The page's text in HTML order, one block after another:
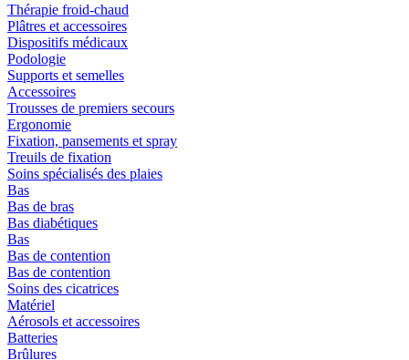
Thérapie froid-chaud
Plâtres et accessoires
Dispositifs médicaux
Podologie
Supports et semelles
Accessoires
Trousses de premiers secours
Ergonomie
Fixation, pansements et spray
Treuils de fixation
Soins spécialisés des plaies
Bas
Bas de bras
Bas diabétiques
Bas
Bas de contention
Bas de contention
Soins des cicatrices
Matériel
Aérosols et accessoires
Batteries
Brûlures